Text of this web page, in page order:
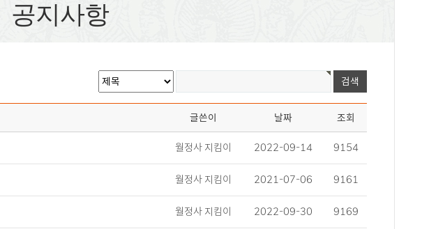
공지사항
글쓴이 날짜 조회
월정사 지킴이 2022-09-14 9154
월정사 지킴이 2021-07-06 9161
월정사 지킴이 2022-09-30 9169